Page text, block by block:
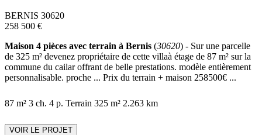
BERNIS 30620
258 500 €
Maison 4 pièces avec terrain à Bernis (30620) - Sur une parcelle
de 325 m² devenez propriétaire de cette villaà étage de 87 m² sur la
commune du cailar offrant de belle prestations. modèle entièrement
personnalisable. proche ... Prix du terrain + maison 258500€ ...
87 m² 3 ch. 4 p. Terrain 325 m² 2.263 km
VOIR LE PROJET